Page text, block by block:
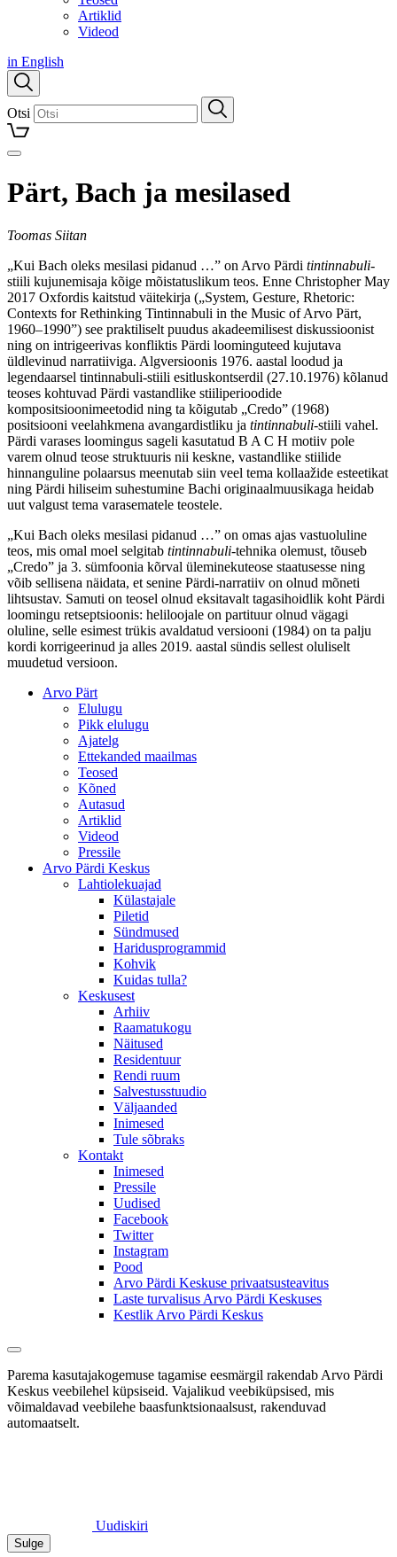
Artiklid
Videod
in English
Otsi
Pärt, Bach ja mesilased
Toomas Siitan
„Kui Bach oleks mesilasi pidanud …” on Arvo Pärdi tintinnabuli-
stiili kujunemisaja kõige mõistatuslikum teos. Enne Christopher May
2017 Oxfordis kaitstud väitekirja („System, Gesture, Rhetoric:
Contexts for Rethinking Tintinnabuli in the Music of Arvo Pärt,
1960–1990”) see praktiliselt puudus akadeemilisest diskussioonist
ning on intrigeerivas konfliktis Pärdi loominguteed kujutava
üldlevinud narratiiviga. Algversioonis 1976. aastal loodud ja
legendaarsel tintinnabuli-stiili esitluskontserdil (27.10.1976) kõlanud
teoses kohtuvad Pärdi vastandlike stiiliperioodide
kompositsioonimeetodid ning ta kõigutab „Credo” (1968)
positsiooni veelahkmena avangardistliku ja tintinnabuli-stiili vahel.
Pärdi varases loomingus sageli kasutatud B A C H motiiv pole
varem olnud teose struktuuris nii keskne, vastandlike stiilide
hinnanguline polaarsus meenutab siin veel tema kollaažide esteetikat
ning Pärdi hiliseim suhestumine Bachi originaalmuusikaga heidab
uut valgust tema varasematele teostele.
„Kui Bach oleks mesilasi pidanud …” on omas ajas vastuoluline
teos, mis omal moel selgitab tintinnabuli-tehnika olemust, tõuseb
„Credo” ja 3. sümfoonia kõrval üleminekuteose staatusesse ning
võib sellisena näidata, et senine Pärdi-narratiiv on olnud mõneti
lihtsustav. Samuti on teosel olnud eksitavalt tagasihoidlik koht Pärdi
loomingu retseptsioonis: heliloojale on partituur olnud vägagi
oluline, selle esimest trükis avaldatud versiooni (1984) on ta palju
kordi korrigeerinud ja alles 2019. aastal sündis sellest oluliselt
muudetud versioon.
Arvo Pärt
Elulugu
Pikk elulugu
Ajatelg
Ettekanded maailmas
Teosed
Kõned
Autasud
Artiklid
Videod
Pressile
Arvo Pärdi Keskus
Lahtiolekuajad
Külastajale
Piletid
Sündmused
Haridusprogrammid
Kohvik
Kuidas tulla?
Keskusest
Arhiiv
Raamatukogu
Näitused
Residentuur
Rendi ruum
Salvestusstuudio
Väljaanded
Inimesed
Tule sõbraks
Kontakt
Inimesed
Pressile
Uudised
Facebook
Twitter
Instagram
Pood
Arvo Pärdi Keskuse privaatsusteavitus
Laste turvalisus Arvo Pärdi Keskuses
Kestlik Arvo Pärdi Keskus
Parema kasutajakogemuse tagamise eesmärgil rakendab Arvo Pärdi
Keskus veebilehel küpsiseid. Vajalikud veebiküpsised, mis
võimaldavad veebilehe baasfunktsionaalsust, rakenduvad
automaatselt.
Uudiskiri
Sulge